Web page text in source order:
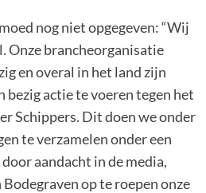
nog niet opgegeven: “Wij
brancheorganisatie
en overal in het land zijn
actie te voeren tegen het
Schippers. Dit doen we onder
te verzamelen onder een
aandacht in de media,
op te roepen onze